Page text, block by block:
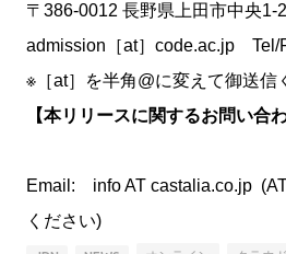
〒386-0012 長野県上田市中央1-
admission［at］code.ac.jp Tel/
※［at］を半角@に変えて御送信
【本リリースに関するお問い合
Email: info AT castalia.co.jp
ください)